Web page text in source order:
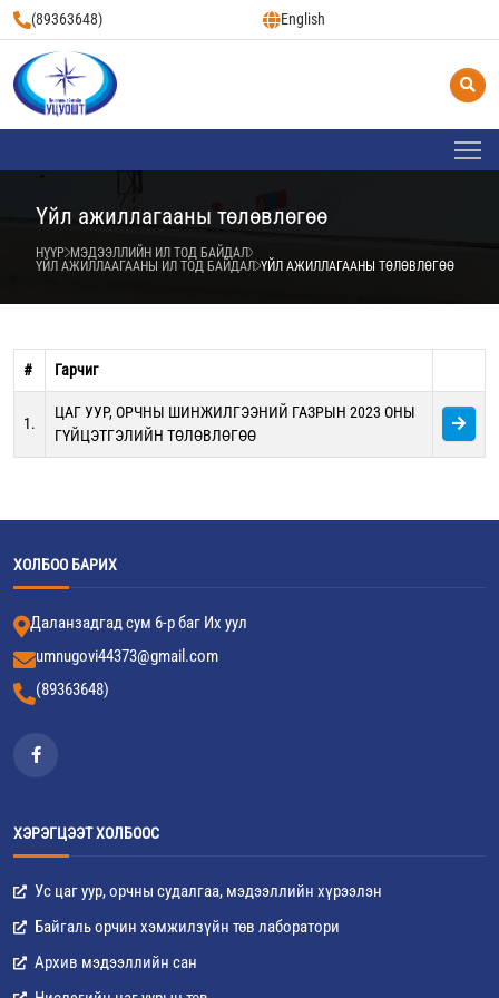
(89363648) English
Үйл ажиллагааны төлөвлөгөө
НҮҮР МЭДЭЭЛЛИЙН ИЛ ТОД БАЙДАЛ
ҮЙЛ АЖИЛЛААГААНЫ ИЛ ТОД БАЙДАЛ ҮЙЛ АЖИЛЛАГААНЫ ТӨЛӨВЛӨГӨӨ
# Гарчиг
1.
ЦАГ УУР, ОРЧНЫ ШИНЖИЛГЭЭНИЙ ГАЗРЫН 2023 ОНЫ
ГҮЙЦЭТГЭЛИЙН ТӨЛӨВЛӨГӨӨ
ХОЛБОО БАРИХ
Даланзадгад сум 6-р баг Их уул
umnugovi44373@gmail.com
(89363648)
ХЭРЭГЦЭЭТ ХОЛБООС
Ус цаг уур, орчны судалгаа, мэдээллийн хүрээлэн
Байгаль орчин хэмжилзүйн төв лаборатори
Архив мэдээллийн сан